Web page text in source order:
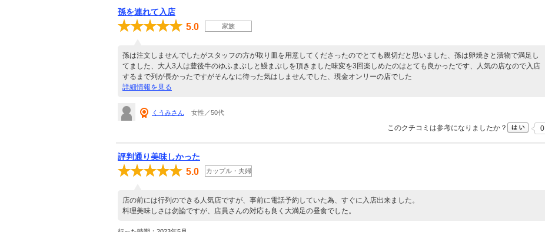
孫を連れて入店
5.0 家族
孫は注文しませんでしたがスタッフの方が取り皿を用意してくださったのでとても親切だと思いました、孫は卵焼きと漬物で満足し
てました、大人3人は豊後牛のゆふまぶしと鰻まぶしを頂きました味変を3回楽しめたのはとても良かったです、人気の店なので入店
するまで列が長かったですがそんなに待った気はしませんでした、現金オンリーの店でした
詳細情報を見る
くうみさん 女性／50代
このクチコミは参考になりましたか？ 0
評判通り美味しかった
5.0 カップル・夫婦
店の前には行列のできる人気店ですが、事前に電話予約していた為、すぐに入店出来ました。
料理美味しさは勿論ですが、店員さんの対応も良く大満足の昼食でした。